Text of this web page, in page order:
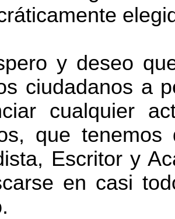
y deseo que
ciudadanos a
cualquier
que
Escritor y
en casi